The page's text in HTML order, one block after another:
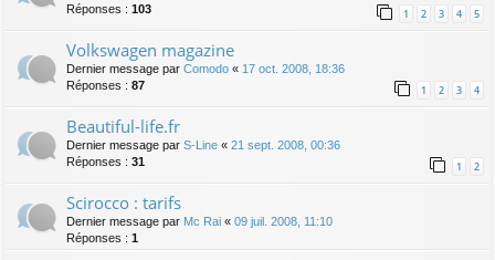
Réponses : 103 1 2 3 4 5
Volkswagen magazine
Dernier message par Comodo « 17 oct. 2008, 18:36
Réponses : 87 1 2 3 4
Beautiful-life.fr
Dernier message par S-Line « 21 sept. 2008, 00:36
Réponses : 31 1 2
Scirocco : tarifs
Dernier message par Mc Rai « 09 juil. 2008, 11:10
Réponses : 1